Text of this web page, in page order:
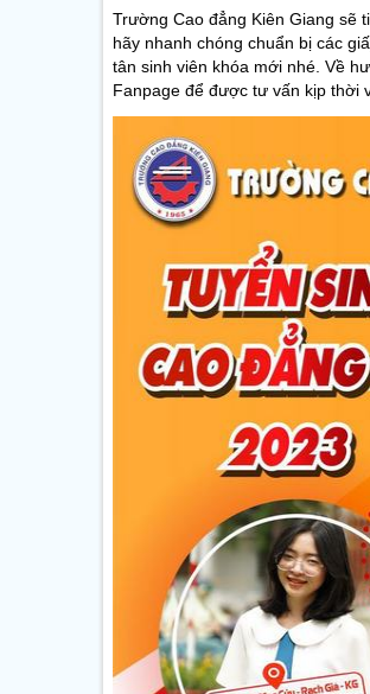
Trường Cao đẳng Kiên Giang sẽ
hãy nhanh chóng chuẩn bị các
tân sinh viên khóa mới nhé. Về
Fanpage để được tư vấn kịp thời